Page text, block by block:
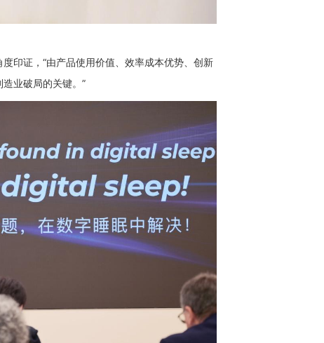
印证，“由产品使用价值、效率成本优势、创新
业破局的关键。”